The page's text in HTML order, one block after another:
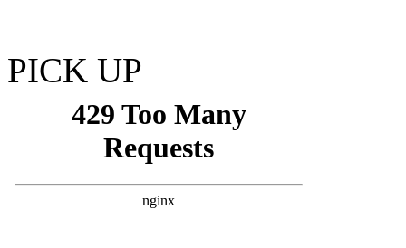
PICK UP